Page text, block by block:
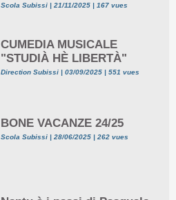
Scola Subissi | 21/11/2025 | 167 vues
CUMEDIA MUSICALE
"STUDIÀ HÈ LIBERTÀ"
Direction Subissi | 03/09/2025 | 551 vues
BONE VACANZE 24/25
Scola Subissi | 28/06/2025 | 262 vues